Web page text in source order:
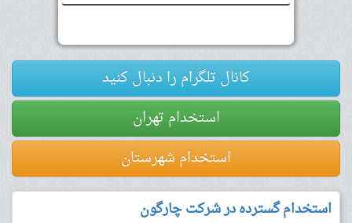
کانال تلگرام را دنبال کنید
استخدام تهران
استخدام شهرستان
استخدام گسترده در شرکت چارگون